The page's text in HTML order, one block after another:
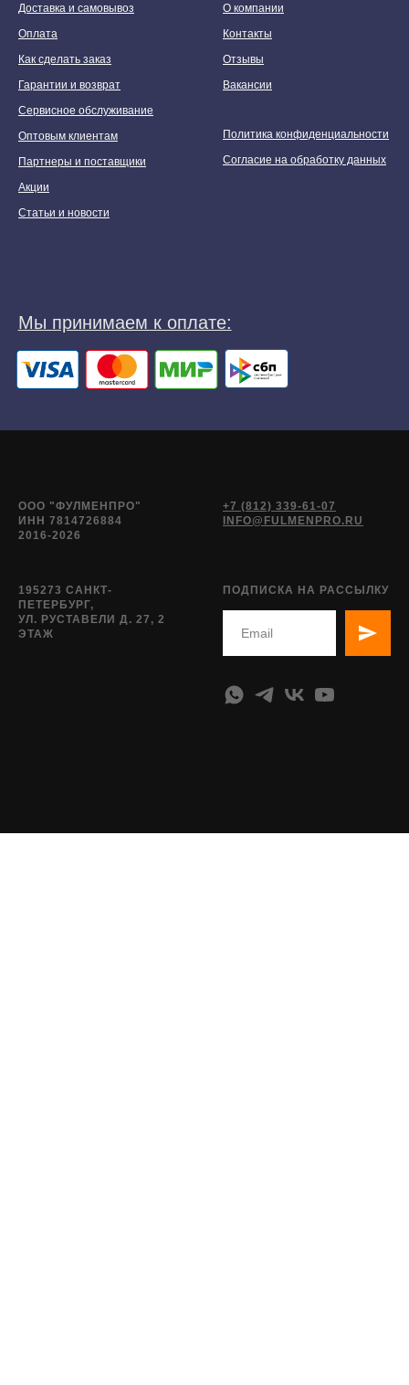
Доставка и самовывоз
Оплата
Как сделать заказ
Гарантии и возврат
Сервисное обслуживание
Оптовым клиентам
Партнеры и поставщики
Акции
Статьи и новости
О компании
Контакты
Отзывы
Вакансии
Политика конфиденциальности
Согласие на обработку данных
ООО "ФУЛМЕНПРО"
ИНН 7814726884
2016-2026
+7 (812) 339-61-07
INFO@FULMENPRO.RU
195273 САНКТ-
ПЕТЕРБУРГ,
УЛ. РУСТАВЕЛИ Д. 27, 2
ЭТАЖ
ПОДПИСКА НА РАССЫЛКУ